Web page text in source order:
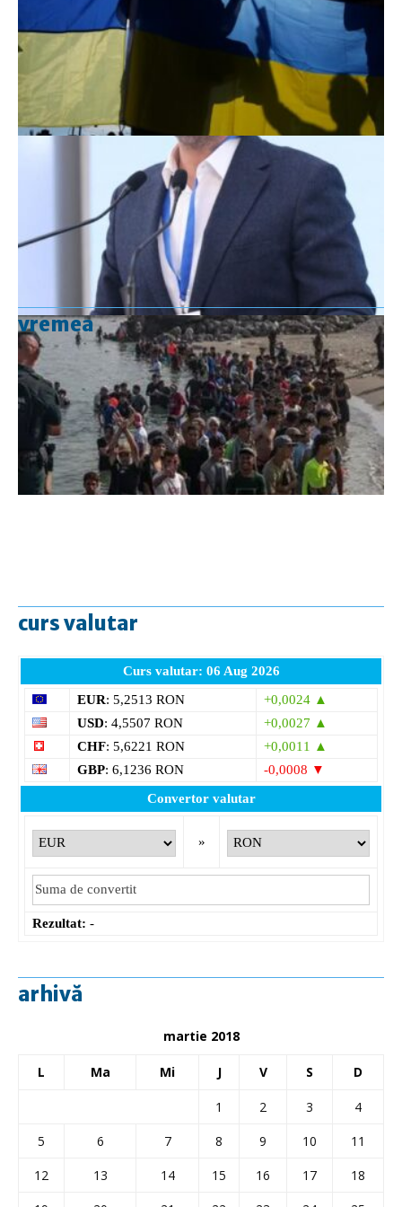
vremea
curs valutar
Curs valutar: 06 Aug 2026
EUR: 5,2513 RON
+0,0024 ▲
USD: 4,5507 RON
+0,0027 ▲
CHF: 5,6221 RON
+0,0011 ▲
GBP: 6,1236 RON
-0,0008 ▼
Convertor valutar
»
Rezultat: -
arhivă
martie 2018
L Ma Mi J V S D
1 2 3
4
5
6 7 8 9 10
11
12
13 14 15 16 17
18